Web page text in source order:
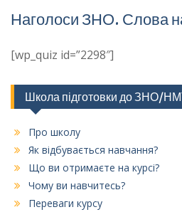
Наголоси ЗНО. Слова
[wp_quiz id=”2298″]
Школа підготовки до ЗНО/НМТ
Про школу
Як відбувається навчання?
Що ви отримаєте на курсі?
Чому ви навчитесь?
Переваги курсу